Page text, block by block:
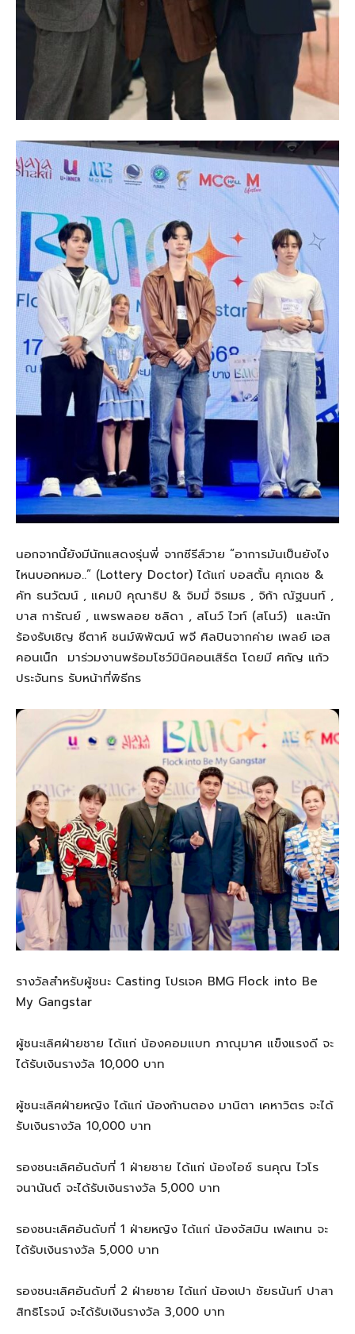
นอกจากนี้ยังมีนักแสดงรุ่นพี่ จากซีรีส์วาย “อาการมันเป็นยังไง
ไหนบอกหมอ..” (Lottery Doctor) ได้แก่ บอสตั้น ศุภเดช &
คัท ธนวัฒน์ , แคมป์ คุณาธิป & จิมมี่ จิรเมธ , จิก้า ณัฐนนท์ ,
บาส การัณย์ , แพรพลอย ชลิดา , สโนว์ ไวท์ (สโนว์) และนัก
ร้องรับเชิญ ชีตาห์ ชนม์พิพัฒน์ พจี ศิลปินจากค่าย เพลย์ เอส
คอนเน็ก มาร่วมงานพร้อมโชว์มินิคอนเสิร์ต โดยมี ศกัญ แก้ว
ประจันทร รับหน้าที่พิธีกร
รางวัลสำหรับผู้ชนะ Casting โปรเจค BMG Flock into Be
My Gangstar
ผู้ชนะเลิศฝ่ายชาย ได้แก่ น้องคอมแบท ภาณุมาศ แข็งแรงดี จะ
ได้รับเงินรางวัล 10,000 บาท
ผู้ชนะเลิศฝ่ายหญิง ได้แก่ น้องก้านตอง มานิตา เคหาวิตร จะได้
รับเงินรางวัล 10,000 บาท
รองชนะเลิศอันดับที่ 1 ฝ่ายชาย ได้แก่ น้องไอซ์ ธนคุณ ไวโร
จนานันต์ จะได้รับเงินรางวัล 5,000 บาท
รองชนะเลิศอันดับที่ 1 ฝ่ายหญิง ได้แก่ น้องจัสมิน เฟลเทน จะ
ได้รับเงินรางวัล 5,000 บาท
รองชนะเลิศอันดับที่ 2 ฝ่ายชาย ได้แก่ น้องเปา ชัยธนันท์ ปาสา
สิทธิโรจน์ จะได้รับเงินรางวัล 3,000 บาท